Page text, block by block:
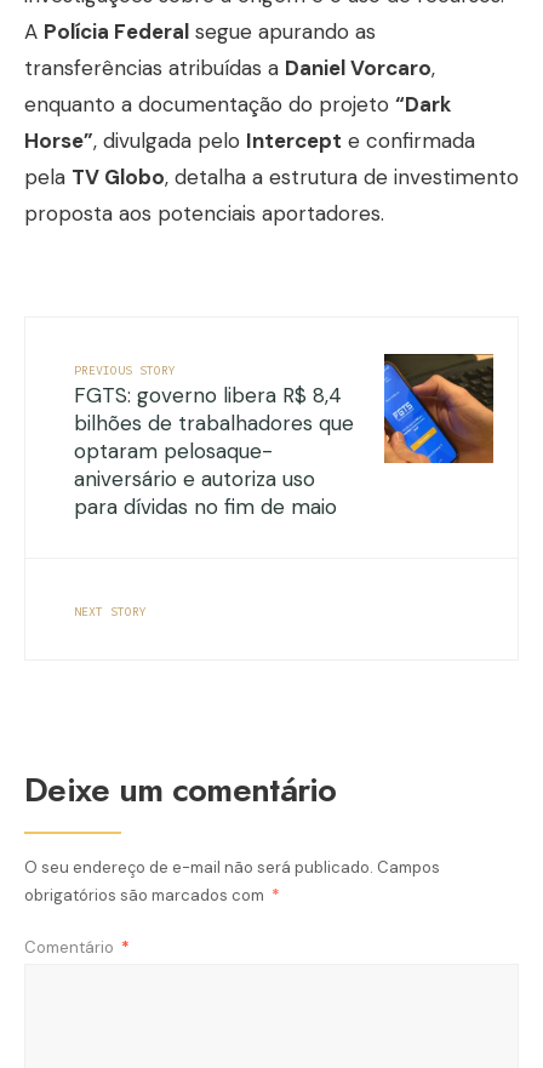
A Polícia Federal segue apurando as
transferências atribuídas a Daniel Vorcaro,
enquanto a documentação do projeto “Dark
Horse”, divulgada pelo Intercept e confirmada
pela TV Globo, detalha a estrutura de investimento
proposta aos potenciais aportadores.
PREVIOUS STORY
FGTS: governo libera R$ 8,4
bilhões de trabalhadores que
optaram pelosaque-
aniversário e autoriza uso
para dívidas no fim de maio
NEXT STORY
Deixe um comentário
O seu endereço de e-mail não será publicado. Campos
obrigatórios são marcados com *
Comentário *